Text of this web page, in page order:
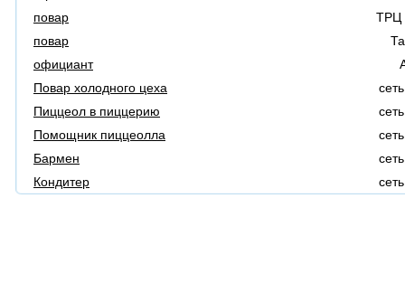
повар
ТРЦ
повар
официант
Повар холодного цеха
Пиццеол в пиццерию
Помощник пиццеолла
Бармен
Кондитер